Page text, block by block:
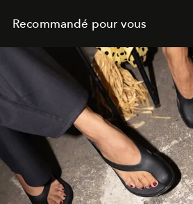
Recommandé pour vous